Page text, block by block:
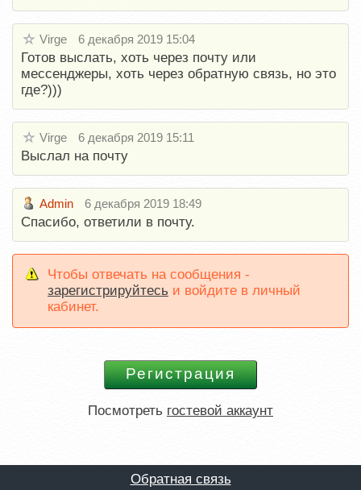
Virge 6 декабря 2019 15:04
Готов выслать, хоть через почту или
мессенджеры, хоть через обратную связь, но это
где?)))
Virge 6 декабря 2019 15:11
Выслал на почту
Admin 6 декабря 2019 18:49
Спасибо, ответили в почту.
Чтобы отвечать на сообщения -
зарегистрируйтесь и войдите в личный
кабинет.
Посмотреть гостевой аккаунт
Обратная связь